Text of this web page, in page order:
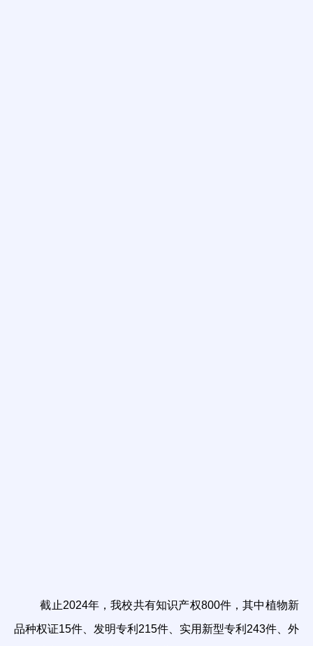
截止2024年，我校共有知识产权800件，其中植物新
品种权证15件、发明专利215件、实用新型专利243件、外